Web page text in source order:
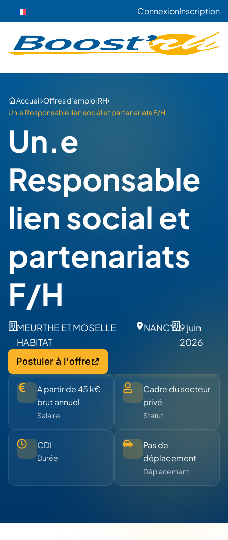
ConnexionInscription
Accueil›Offres d’emploi RH›
Un.e Responsable lien social et partenariats F/H
Un.e
Responsable
lien social et
partenariats
F/H
MEURTHE ET MOSELLE
HABITAT
NANCY 9 juin
2026
Postuler à l'offre
A partir de 45 k€
brut annuel
Salaire
Cadre du secteur
privé
Statut
CDI
Durée
Pas de
déplacement
Déplacement